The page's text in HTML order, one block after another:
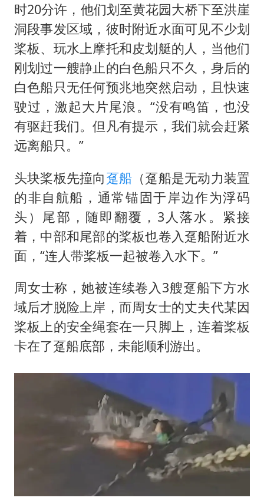
时20分许，他们划至黄花园大桥下至洪崖
洞段事发区域，彼时附近水面可见不少划
桨板、玩水上摩托和皮划艇的人，当他们
刚划过一艘静止的白色船只不久，身后的
白色船只无任何预兆地突然启动，且快速
驶过，激起大片尾浪。“没有鸣笛，也没
有驱赶我们。但凡有提示，我们就会赶紧
远离船只。”
头块桨板先撞向趸船 （趸船是无动力装置
的非自航船，通常锚固于岸边作为浮码
头）尾部，随即翻覆，3人落水。紧接
着，中部和尾部的桨板也卷入趸船附近水
面，“连人带桨板一起被卷入水下。”
周女士称，她被连续卷入3艘趸船下方水
域后才脱险上岸，而周女士的丈夫代某因
桨板上的安全绳套在一只脚上，连着桨板
卡在了趸船底部，未能顺利游出。